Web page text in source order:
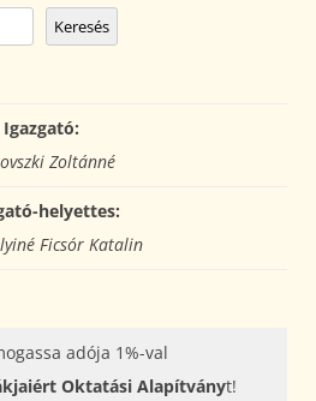
Keresés
Igazgató:
Zoltánné
helyettes:
Ficsór Katalin
adója 1%-val
Oktatási Alapítványt!